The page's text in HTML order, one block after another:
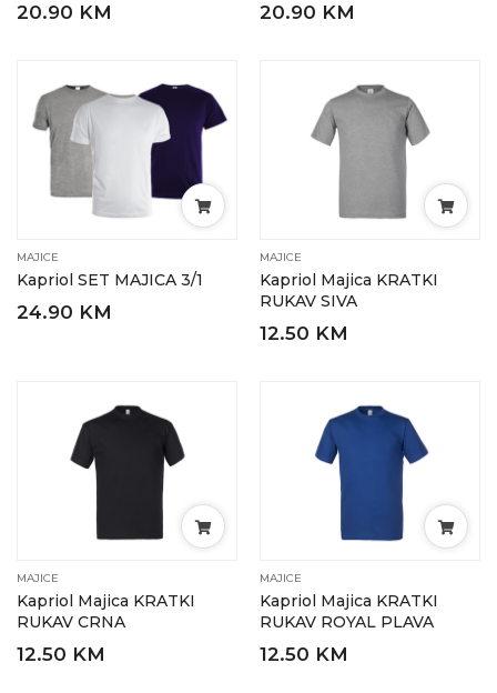
20.90 KM 20.90 KM
MAJICE
Kapriol SET MAJICA 3/1
24.90 KM
MAJICE
Kapriol Majica KRATKI
RUKAV SIVA
12.50 KM
MAJICE
Kapriol Majica KRATKI
RUKAV CRNA
12.50 KM
MAJICE
Kapriol Majica KRATKI
RUKAV ROYAL PLAVA
12.50 KM